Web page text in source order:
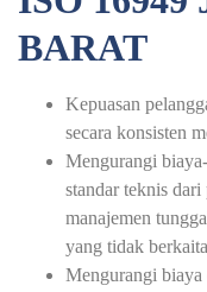
BARAT
Kepuasan
secara konsisten
Mengurangi
standar teknis dari
manajemen
yang tidak
Mengurangi biaya